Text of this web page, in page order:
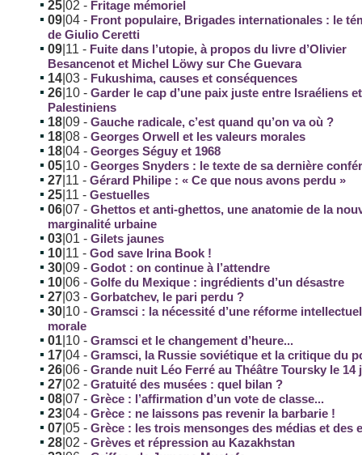
25 |02 - Fritage mémoriel
09 |04 - Front populaire, Brigades internationales : le
de Giulio Ceretti
09 |11 - Fuite dans l’utopie, à propos du livre d’Olivier
Besancenot et Michel Löwy sur Che Guevara
14 |03 - Fukushima, causes et conséquences
26 |10 -Garder le cap d’une paix juste entre Israéliens et
Palestiniens
18 |09 -Gauche radicale, c’est quand qu’on va où ?
18 |08 -Georges Orwell et les valeurs morales
18 |04 -Georges Séguy et 1968
05 |10 -Georges Snyders : le texte de sa dernière
27 |11 -Gérard Philipe : « Ce que nous avons perdu »
25 |11 -Gestuelles
06 |07 -Ghettos et anti-ghettos, une anatomie de la
marginalité urbaine
03 |01 -Gilets jaunes
10 |11 -God save Irina Book !
30 |09 -Godot : on continue à l’attendre
10 |06 -Golfe du Mexique : ingrédients d’un désastre
27 |03 -Gorbatchev, le pari perdu ?
30 |10 -Gramsci : la nécessité d’une réforme
morale
01 |10 -Gramsci et le changement d’heure...
17 |04 -Gramsci, la Russie soviétique et la critique du
26 |06 -Grande nuit Léo Ferré au Théâtre Toursky le 14
27 |02 -Gratuité des musées : quel bilan ?
08 |07 -Grèce : l’affirmation d’un vote de classe...
23 |04 -Grèce : ne laissons pas revenir la barbarie !
07 |05 -Grèce : les trois mensonges des médias et des
28 |02 -Grèves et répression au Kazakhstan